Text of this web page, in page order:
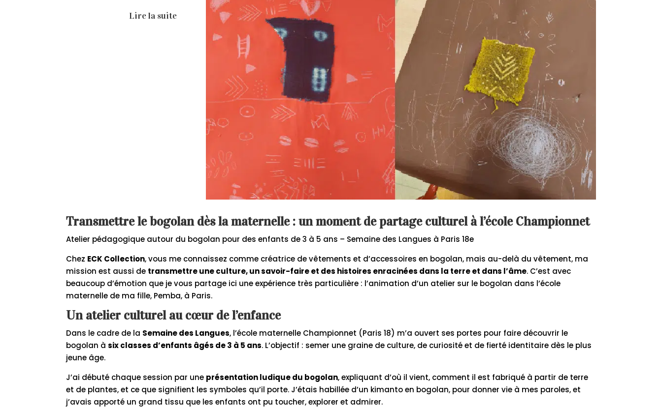
Lire la suite
Transmettre le bogolan dès la maternelle : un moment de partage culturel à l’école Championnet
Atelier pédagogique autour du bogolan pour des enfants de 3 à 5 ans – Semaine des Langues à Paris 18e
Chez ECK Collection, vous me connaissez comme créatrice de vêtements et d’accessoires en bogolan, mais au-delà du vêtement, ma
mission est aussi de transmettre une culture, un savoir-faire et des histoires enracinées dans la terre et dans l’âme. C’est avec
beaucoup d’émotion que je vous partage ici une expérience très particulière : l’animation d’un atelier sur le bogolan dans l’école
maternelle de ma fille, Pemba, à Paris.
Un atelier culturel au cœur de l’enfance
Dans le cadre de la Semaine des Langues, l’école maternelle Championnet (Paris 18) m’a ouvert ses portes pour faire découvrir le
bogolan àsix classes d’enfants âgés de 3 à 5 ans. L’objectif : semer une graine de culture, de curiosité et de fierté identitaire dès le plus
jeune âge.
J’ai débuté chaque session par une présentation ludique du bogolan, expliquant d’où il vient, comment il est fabriqué à partir de terre
et de plantes, et ce que signifient les symboles qu’il porte. J’étais habillée d’un kimanto en bogolan, pour donner vie à mes paroles, et
j’avais apporté un grand tissu que les enfants ont pu toucher, explorer et admirer.